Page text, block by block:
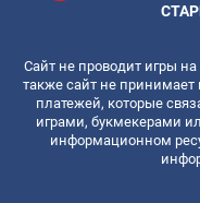
Сайт не проводит игры
также сайт не
платежей, которые
играми, букмекерами
информационном